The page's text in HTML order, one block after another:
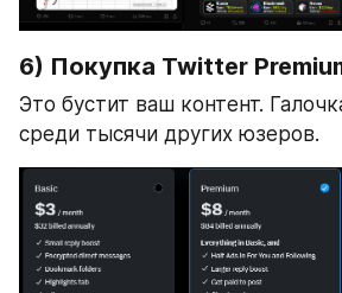
6) Покупка Twitter
Это бустит ваш контент.
среди тысячи других юзеров.